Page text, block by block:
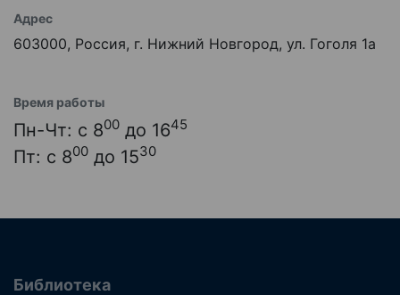
Адрес
603000, Россия, г. Нижний Новгород, ул. Гоголя 1а
Время работы
Пн-Чт: с 800 до 1645
Пт: с 800 до 1530
Библиотека